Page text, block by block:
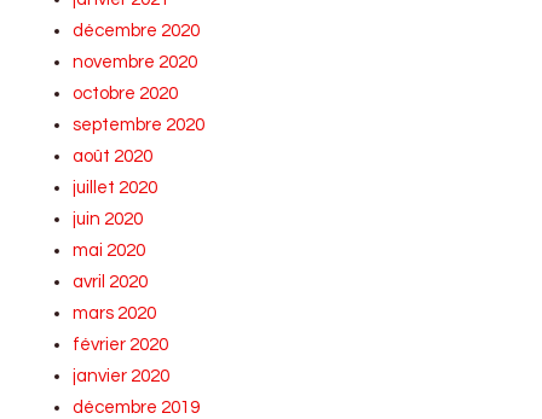
décembre 2020
novembre 2020
octobre 2020
septembre 2020
août 2020
juillet 2020
juin 2020
mai 2020
avril 2020
mars 2020
février 2020
janvier 2020
décembre 2019